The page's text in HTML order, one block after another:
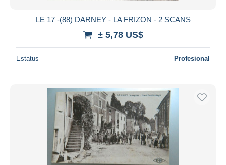
LE 17 -(88) DARNEY - LA FRIZON - 2 SCANS
± 5,78 US$
Estatus Profesional